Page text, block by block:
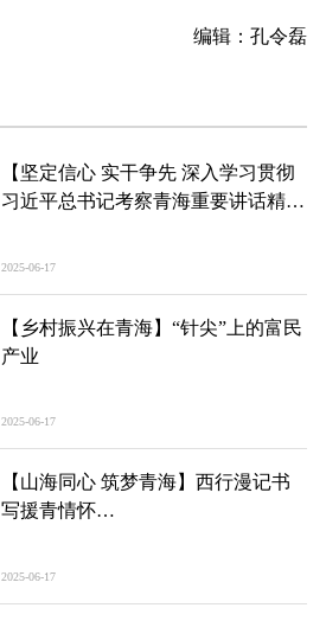
编辑：孔令磊
【坚定信心 实干争先 深入学习贯彻
习近平总书记考察青海重要讲话精神
2025-06-17
【乡村振兴在青海】“针尖”上的富民
产业
2025-06-17
【山海同心 筑梦青海】西行漫记书
写援青情怀
2025-06-17